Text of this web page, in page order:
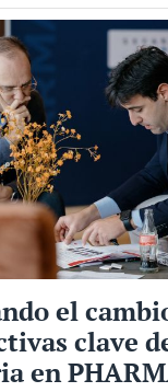
el
clave
en